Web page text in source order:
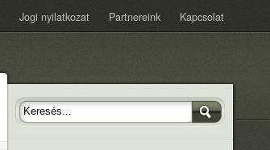
Jogi nyilatkozat Partnereink Kapcsolat